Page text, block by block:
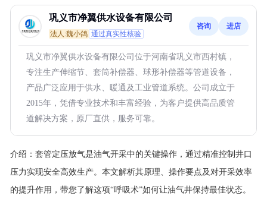
巩义市净翼供水设备有限公司
法人:魏小鸽 通过真实性核验
咨询 进店
巩义市净翼供水设备有限公司位于河南省巩义市西村镇，
专注生产伸缩节、套筒补偿器、球形补偿器等管道设备，
产品广泛应用于供水、暖通及工业管道系统。公司成立于
2015年，凭借专业技术和丰富经验，为客户提供高品质管
道解决方案，原厂直供，服务可靠。
介绍： 套管定压放气是油气开采中的关键操作，通过精准控制井口
压力实现安全高效生产。本文解析其原理、操作要点及对开采效率
的提升作用，带您了解这项“呼吸术”如何让油气井保持最佳状态。